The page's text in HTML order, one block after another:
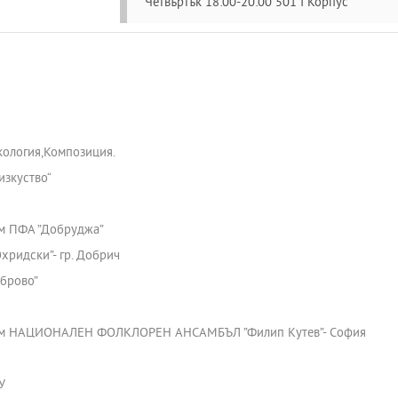
ПФА ”Добруджа”
гр. Добрич
НАЦИОНАЛЕН ФОЛКЛОРЕН АНСАМБЪЛ ”Филип Кутев”- София